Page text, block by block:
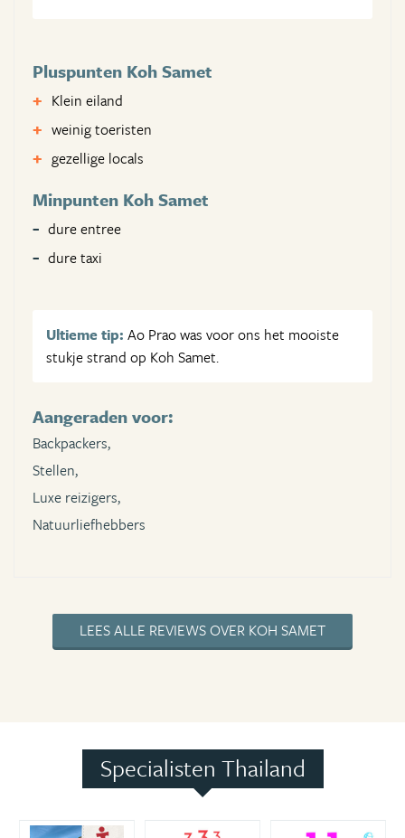
Pluspunten Koh Samet
Klein eiland
weinig toeristen
gezellige locals
Minpunten Koh Samet
dure entree
dure taxi
Ultieme tip: Ao Prao was voor ons het mooiste
stukje strand op Koh Samet.
Aangeraden voor:
Backpackers,
Stellen,
Luxe reizigers,
Natuurliefhebbers
LEES ALLE REVIEWS OVER KOH SAMET
Specialisten Thailand